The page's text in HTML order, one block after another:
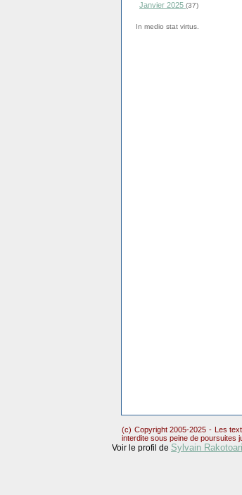
Janvier 2025 (37)
In medio stat virtus.
(c) Copyright 2005-2025 - Les
interdite sous peine de poursuites
Voir le profil de Sylvain